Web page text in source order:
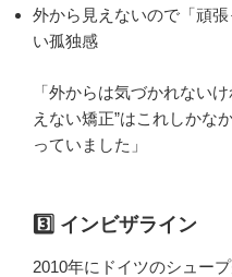
外から見えないので「頑
い孤独感
「外からは気づかれない
えない矯正”はこれしかな
っていました」
3️⃣ インビザライン
2010年にドイツのシュー